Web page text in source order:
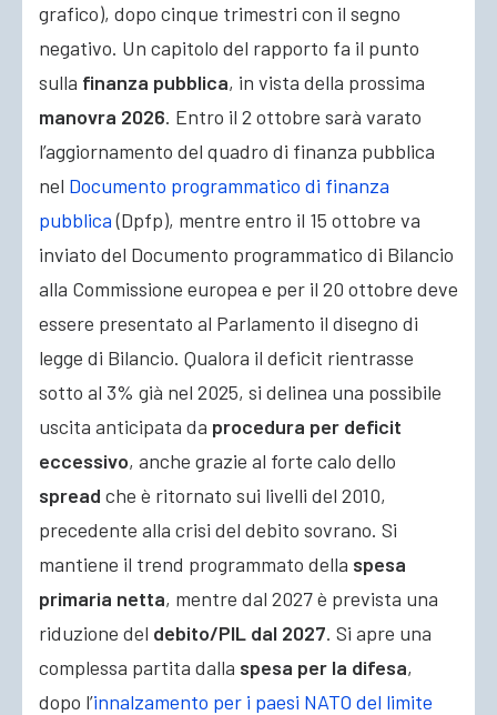
grafico), dopo cinque trimestri con il segno
negativo. Un capitolo del rapporto fa il punto
sulla finanza pubblica, in vista della prossima
manovra 2026. Entro il 2 ottobre sarà varato
l’aggiornamento del quadro di finanza pubblica
nel Documento programmatico di finanza
pubblica(Dpfp), mentre entro il 15 ottobre va
inviato del Documento programmatico di Bilancio
alla Commissione europea e per il 20 ottobre deve
essere presentato al Parlamento il disegno di
legge di Bilancio. Qualora il deficit rientrasse
sotto al 3% già nel 2025, si delinea una possibile
uscita anticipata da procedura per deficit
eccessivo, anche grazie al forte calo dello
spread che è ritornato sui livelli del 2010,
precedente alla crisi del debito sovrano. Si
mantiene il trend programmato della spesa
primaria netta, mentre dal 2027 è prevista una
riduzione del debito/PIL dal 2027. Si apre una
complessa partita dalla spesa per la difesa,
dopo l’innalzamento per i paesi NATO del limite